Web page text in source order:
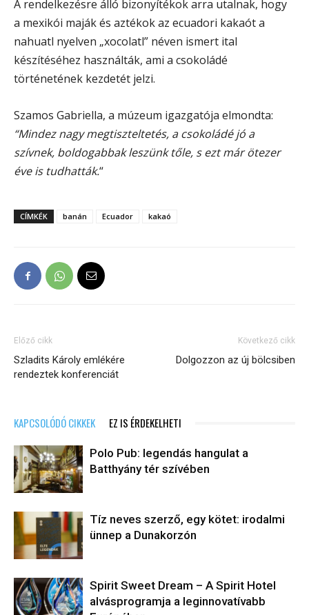
A rendelkezésre álló bizonyítékok arra utalnak, hogy
a mexikói maják és aztékok az ecuadori kakaót a
nahuatl nyelven „xocolatl” néven ismert ital
készítéséhez használták, ami a csokoládé
történetének kezdetét jelzi.
Szamos Gabriella, a múzeum igazgatója elmondta:
“Mindez nagy megtiszteltetés, a csokoládé jó a
szívnek, boldogabbak leszünk tőle, s ezt már ötezer
éve is tudhatták.“
CÍMKÉK banán Ecuador kakaó
Előző cikk
Szladits Károly emlékére
rendeztek konferenciát
Következő cikk
Dolgozzon az új bölcsiben
KAPCSOLÓDÓ CIKKEK EZ IS ÉRDEKELHETI
Polo Pub: legendás hangulat a
Batthyány tér szívében
Tíz neves szerző, egy kötet: irodalmi
ünnep a Dunakorzón
​Spirit Sweet Dream – A Spirit Hotel
alvásprogramja a leginnovatívabb